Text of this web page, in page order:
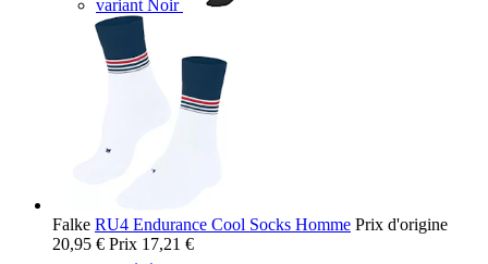
variant Noir
Falke RU4 Endurance Cool Socks Homme Prix d'origine
20,95 € Prix 17,21 €